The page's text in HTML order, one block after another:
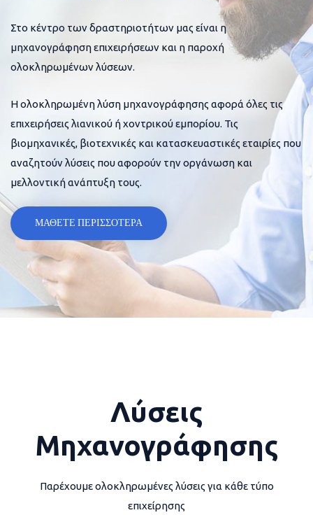
Στο κέντρο των δραστηριοτήτων μας είναι η
μηχανογράφηση επιχειρήσεων και η παροχή
ολοκληρωμένων λύσεων.
Η ολοκληρωμένη λύση μηχανογράφησης αφορά όλες τις
επιχειρήσεις λιανικού ή χοντρικού εμπορίου. Τις
βιομηχανικές, βιοτεχνικές και κατασκευαστικές εταιρίες που
αναζητούν λύσεις που αφορούν την οργάνωση και
μελλοντική ανάπτυξη τους.
ΜΑΘΕΤΕ ΠΕΡΙΣΣΟΤΕΡΑ
Λύσεις
Μηχανογράφησης
Παρέχουμε ολοκληρωμένες λύσεις για κάθε τύπο
επιχείρησης